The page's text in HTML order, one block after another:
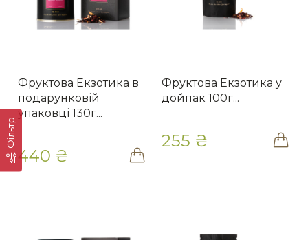
Фільтр
Фруктова Екзотика в
подарунковій
упаковці 130г...
440 ₴
Фруктова Екзотика у
дойпак 100г...
255 ₴